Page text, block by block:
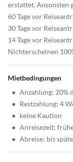
erstattet. Ansonsten
60 Tage vor
30 Tage vor
14 Tage vor
Nichterscheinen
Mietbedingungen
• Anzahlung: 20%
• Restzahlung: 4
• keine Kaution
• Anreisezeit:
• Abreise: bis